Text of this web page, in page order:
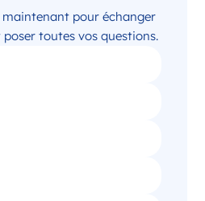
pour échanger
toutes vos questions.